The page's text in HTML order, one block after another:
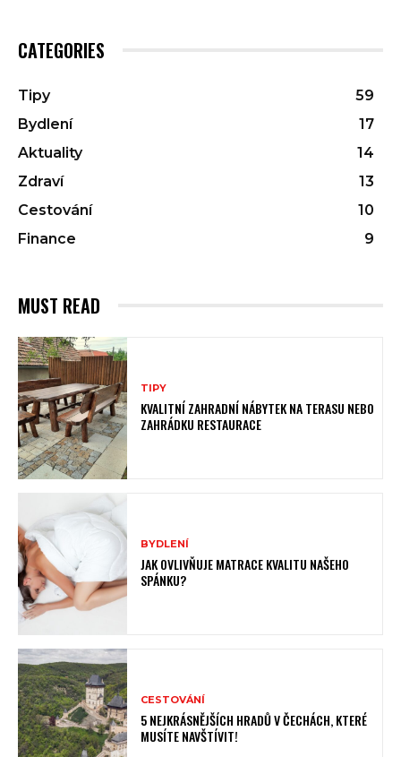
CATEGORIES
Tipy
59
Bydlení
17
Aktuality
14
Zdraví
13
Cestování
10
Finance
9
MUST READ
TIPY
KVALITNÍ ZAHRADNÍ NÁBYTEK NA TERASU NEBO
ZAHRÁDKU RESTAURACE
BYDLENÍ
JAK OVLIVŇUJE MATRACE KVALITU NAŠEHO
SPÁNKU?
CESTOVÁNÍ
5 NEJKRÁSNĚJŠÍCH HRADŮ V ČECHÁCH, KTERÉ
MUSÍTE NAVŠTÍVIT!